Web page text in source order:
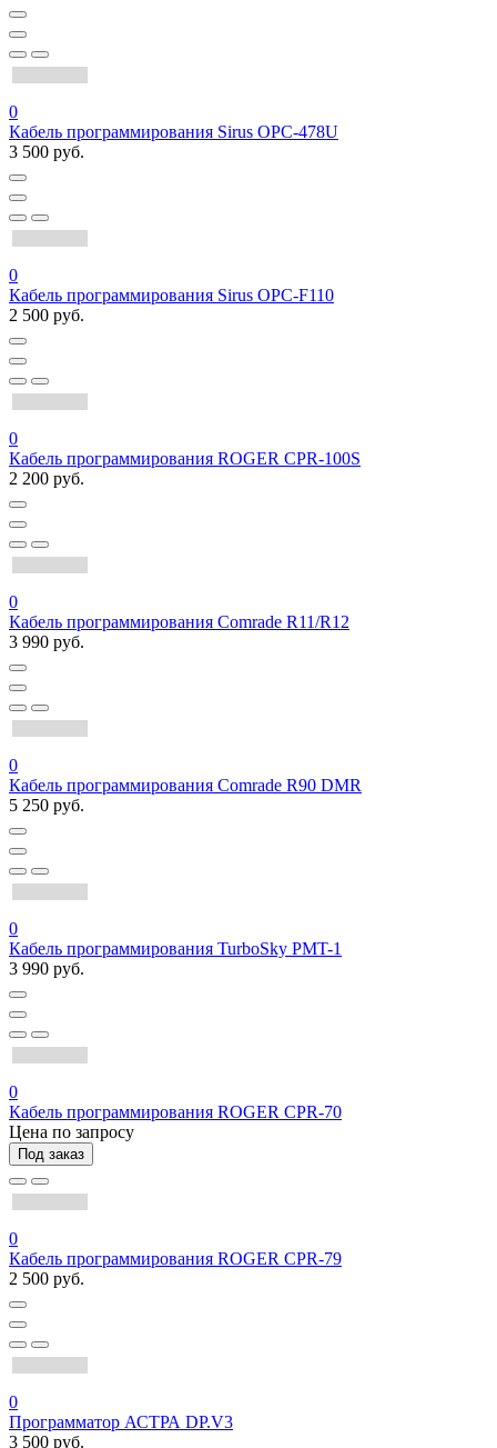
0
Кабель программирования Sirus OPC-478U
3 500 руб.
0
Кабель программирования Sirus OPC-F110
2 500 руб.
0
Кабель программирования ROGER CPR-100S
2 200 руб.
0
Кабель программирования Comrade R11/R12
3 990 руб.
0
Кабель программирования Comrade R90 DMR
5 250 руб.
0
Кабель программирования TurboSky PMT-1
3 990 руб.
0
Кабель программирования ROGER CPR-70
Цена по запросу
Под заказ
0
Кабель программирования ROGER CPR-79
2 500 руб.
0
Программатор АСТРА DP.V3
3 500 руб.